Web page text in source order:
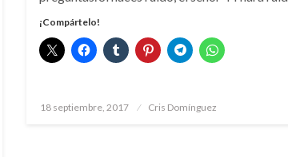
¡Compártelo!
Publicado
18 septiembre, 2017 Cris Domínguez